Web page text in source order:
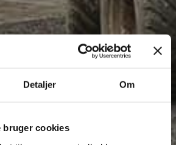
Detaljer Om
bruger cookies